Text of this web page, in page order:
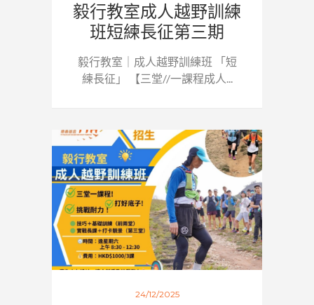
毅行教室成人越野訓練
班短練長征第三期
毅行教室｜成人越野訓練班 「短
練長征」 【三堂//一課程成人...
24/12/2025